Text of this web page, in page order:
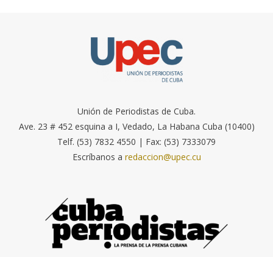
Unión de Periodistas de Cuba.
Ave. 23 # 452 esquina a I, Vedado, La Habana Cuba (10400)
Telf. (53) 7832 4550 | Fax: (53) 7333079
Escríbanos a redaccion@upec.cu